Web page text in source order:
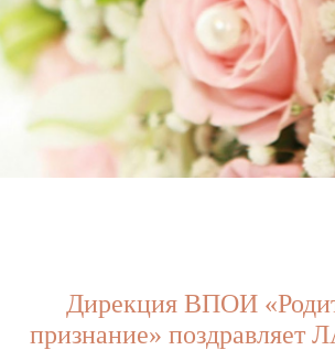
Дирекция ВПОИ
признание»